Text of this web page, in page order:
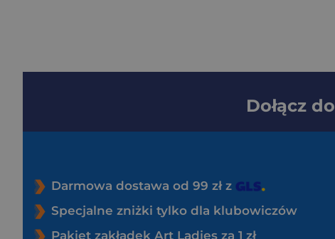
Dołącz do
Darmowa dostawa od 99 zł z
Specjalne zniżki tylko dla klubowiczów
Pakiet zakładek Art Ladies za 1 zł